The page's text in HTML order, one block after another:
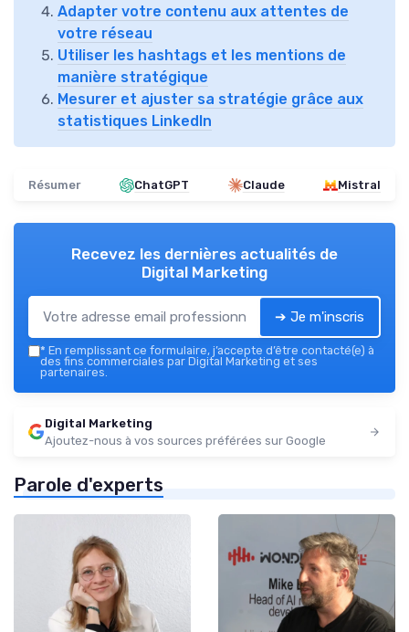
Adapter votre contenu aux attentes de
votre réseau
Utiliser les hashtags et les mentions de
manière stratégique
Mesurer et ajuster sa stratégie grâce aux
statistiques LinkedIn
Résumer ChatGPT Claude Mistral
Recevez les dernières actualités de
Digital Marketing
➔ Je m'inscris
* En remplissant ce formulaire, j’accepte d’être contacté(e) à
des fins commerciales par Digital Marketing et ses
partenaires.
Digital Marketing
Ajoutez-nous à vos sources préférées sur Google
Parole d'experts